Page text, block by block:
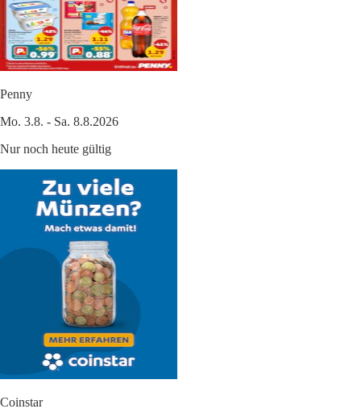
Penny
Mo. 3.8. - Sa. 8.8.2026
Nur noch heute gültig
Coinstar